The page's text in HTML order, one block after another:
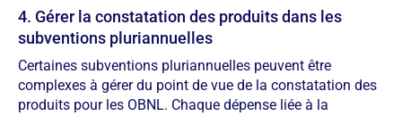
4. Gérer la constatation des produits dans les
subventions pluriannuelles
Certaines subventions pluriannuelles peuvent être
complexes à gérer du point de vue de la constatation des
produits pour les OBNL. Chaque dépense liée à la